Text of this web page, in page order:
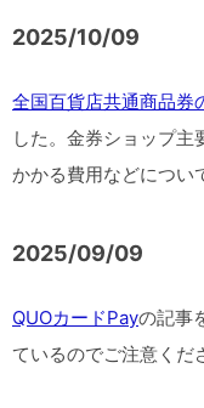
2025/10/09
全国百貨店共通商品券
した。金券ショップ
かかる費用などについ
2025/09/09
QUOカードPayの記事
ているのでご注意くだ